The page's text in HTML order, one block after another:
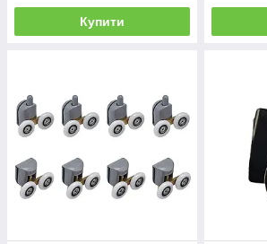
Купити